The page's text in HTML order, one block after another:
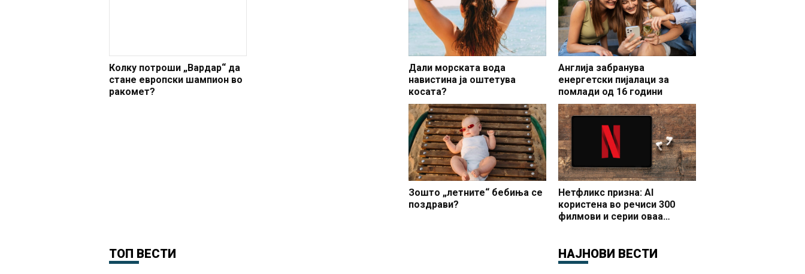
Колку потроши „Вардар“ да
стане европски шампион во
ракомет?
Дали морската вода
навистина ја оштетува
косата?
Зошто „летните“ бебиња се
поздрави?
Англија забранува
енергетски пијалаци за
помлади од 16 години
Нетфликс призна: AI
користена во речиси 300
филмови и серии оваа
ТОП ВЕСТИ НАЈНОВИ ВЕСТИ